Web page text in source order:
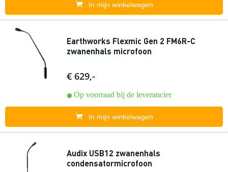
In mijn winkelwagen
Earthworks Flexmic Gen 2 FM6R-C
zwanenhals microfoon
€ 629,-
Op voorraad bij de leverancier
In mijn winkelwagen
Audix USB12 zwanenhals
condensatormicrofoon